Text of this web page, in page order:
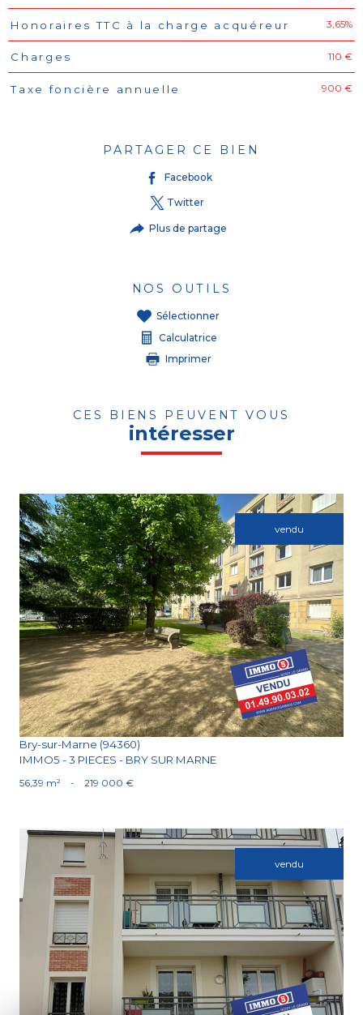
Honoraires TTC à la charge acquéreur 3,65%
Charges 110 €
Taxe foncière annuelle 900 €
PARTAGER CE BIEN
Facebook
Twitter
Plus de partage
NOS OUTILS
Sélectionner
Calculatrice
Imprimer
CES BIENS PEUVENT VOUS
intéresser
vendu
Voir le bien
Bry-sur-Marne (94360)
IMMO5 - 3 PIECES - BRY SUR MARNE
56,39 m² - 219 000 €
vendu
Voir le bien